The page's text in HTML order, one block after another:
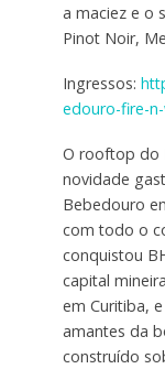
a maciez e o
Pinot Noir,
Ingressos:
edouro-fire-
O rooftop do
novidade
Bebedouro
com todo o
conquistou
capital
em Curitiba,
amantes da
construído